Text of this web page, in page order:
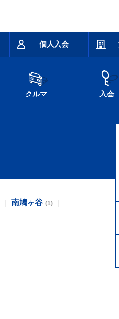
個人入会
クルマ 入会
南鳩ヶ谷 (1)